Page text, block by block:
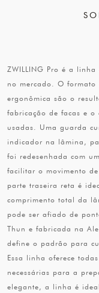
ZWILLING Pro é a
no mercado. O
ergonômica são o
fabricação de facas e o
usadas. Uma guarda
indicador na lâmina,
foi redesenhada com
facilitar o movimento
parte traseira reta é
comprimento total da
pode ser afiado de
Thun e fabricada na
define o padrão para
Essa linha oferece
necessárias para a
elegante, a linha é